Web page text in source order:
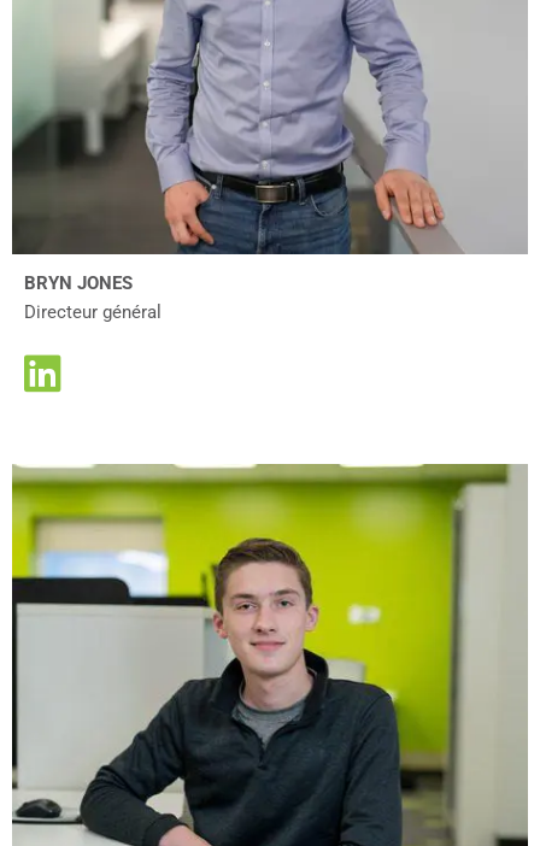
BRYN JONES
Directeur général